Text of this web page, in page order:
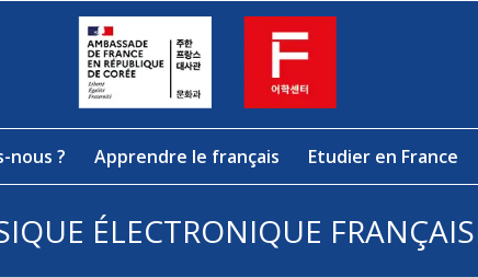
nous ? Apprendre le français Etudier en France
ÉLECTRONIQUE